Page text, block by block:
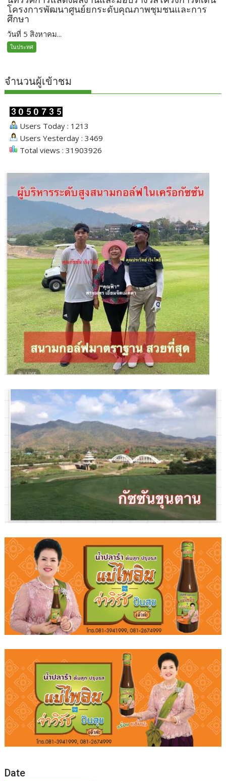
โครงการพัฒนาศูนย์ยกระดับคุณภาพชุมชนและการ
ศึกษา
วันที่ 5 สิงหาคม...
ในประทศ
จำนวนผู้เข้าชม
Users Today : 1213
Users Yesterday : 3469
Total views : 31903926
Date